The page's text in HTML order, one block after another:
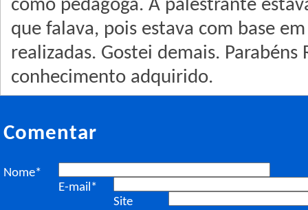
como pedagoga. A palestrante
que falava, pois estava com base
realizadas. Gostei demais. Parabéns
conhecimento adquirido.
Comentar
Nome*
E-mail*
Site